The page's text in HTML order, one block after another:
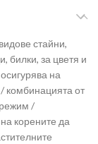
стайни,
билки, за цветя и
на
комбинацията от
/
корените да